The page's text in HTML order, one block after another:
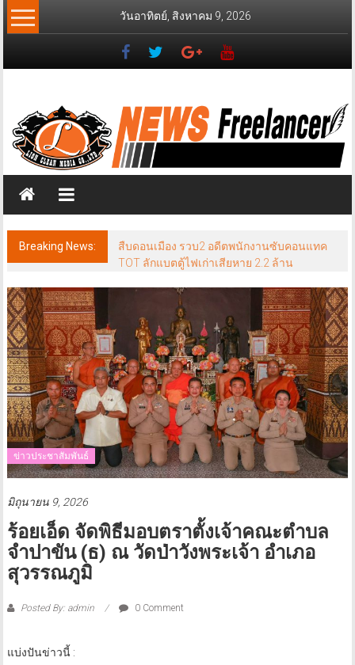
Skip
to
วันอาทิตย์, สิงหาคม 9, 2026
News
Freelancer
วส์
ฟรี
แลน
เซอร์
Breaking News:
สืบดอนเมือง รวบ2 อดีตพนักงานซับคอนแทค
TOT ลักแบตตู้ไฟเก่าเสียหาย 2.2 ล้าน
ข่าวประชาสัมพันธ์
มิถุนายน 9, 2026
ร้อยเอ็ด จัดพิธีมอบตราตั้งเจ้าคณะตำบล
จำปาขัน (ธ) ณ วัดป่าวังพระเจ้า อำเภอ
สุวรรณภูมิ
Posted By: admin 0 Comment
แบ่งปันข่าวนี้ :